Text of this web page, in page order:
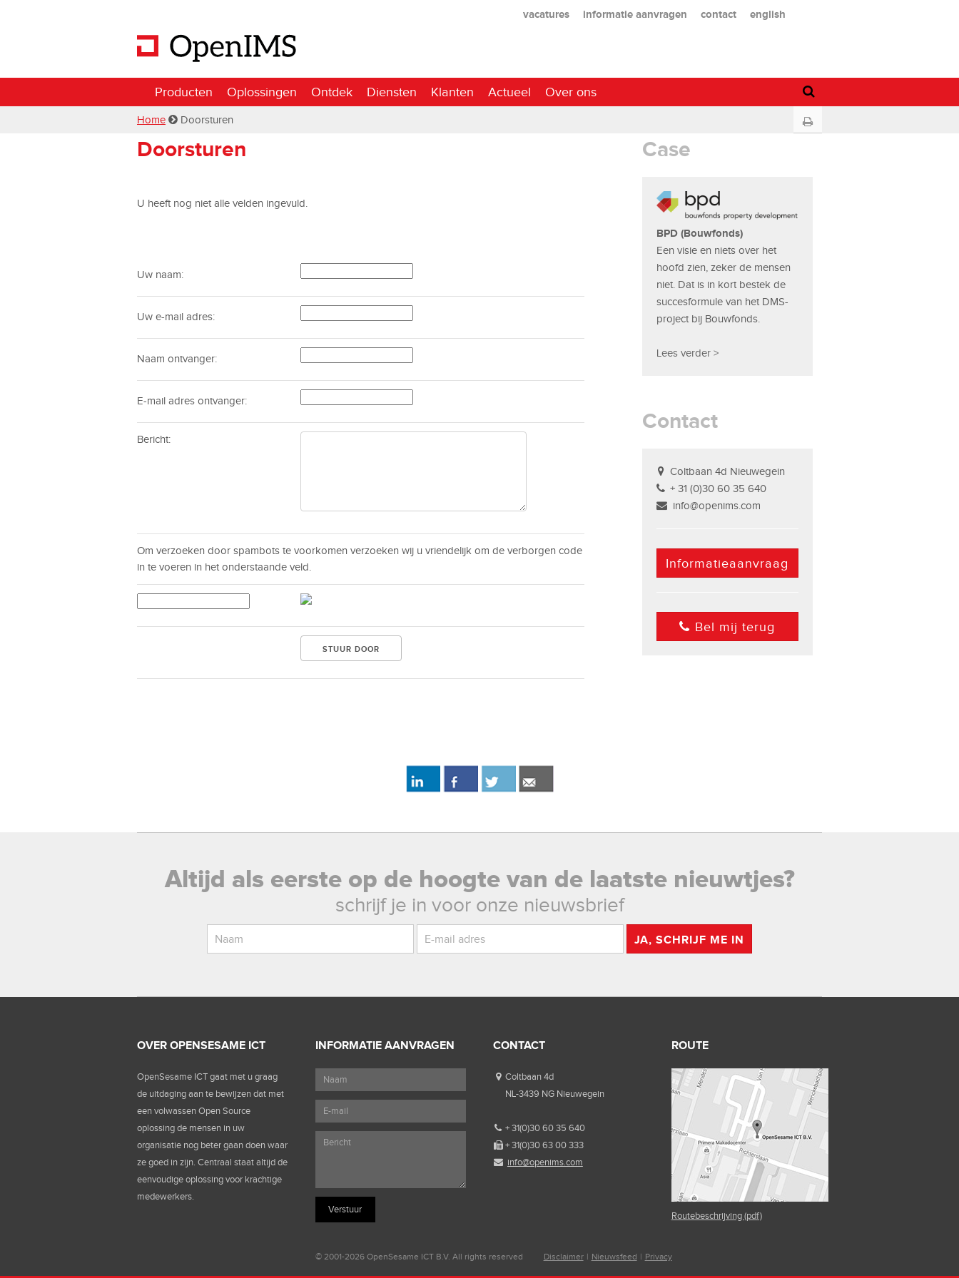
vacatures informatie aanvragen contact english
Producten Oplossingen Ontdek Diensten Klanten Actueel Over ons
Home Doorsturen
Doorsturen
U heeft nog niet alle velden ingevuld.
Uw naam:
Uw e-mail adres:
Naam ontvanger:
E-mail adres ontvanger:
Bericht:
Om verzoeken door spambots te voorkomen verzoeken wij u vriendelijk om de verborgen code
in te voeren in het onderstaande veld.
Case
BPD (Bouwfonds)
Een visie en niets over het
hoofd zien, zeker de mensen
niet. Dat is in kort bestek de
succesformule van het DMS-
project bij Bouwfonds.
Lees verder >
Contact
Coltbaan 4d Nieuwegein
+ 31 (0)30 60 35 640
info@openims.com
Informatieaanvraag
Bel mij terug
Altijd als eerste op de hoogte van de laatste nieuwtjes?
schrijf je in voor onze nieuwsbrief
JA, SCHRIJF ME IN
OVER OPENSESAME ICT
OpenSesame ICT gaat met u graag
de uitdaging aan te bewijzen dat met
een volwassen Open Source
oplossing de mensen in uw
organisatie nog beter gaan doen waar
ze goed in zijn. Centraal staat altijd de
eenvoudige oplossing voor krachtige
medewerkers.
INFORMATIE AANVRAGEN CONTACT
Coltbaan 4d
NL-3439 NG Nieuwegein
+ 31(0)30 60 35 640
+ 31(0)30 63 00 333
info@openims.com
ROUTE
Routebeschrijving (pdf)
© 2001-2026 OpenSesame ICT B.V. All rights reserved Disclaimer | Nieuwsfeed | Privacy